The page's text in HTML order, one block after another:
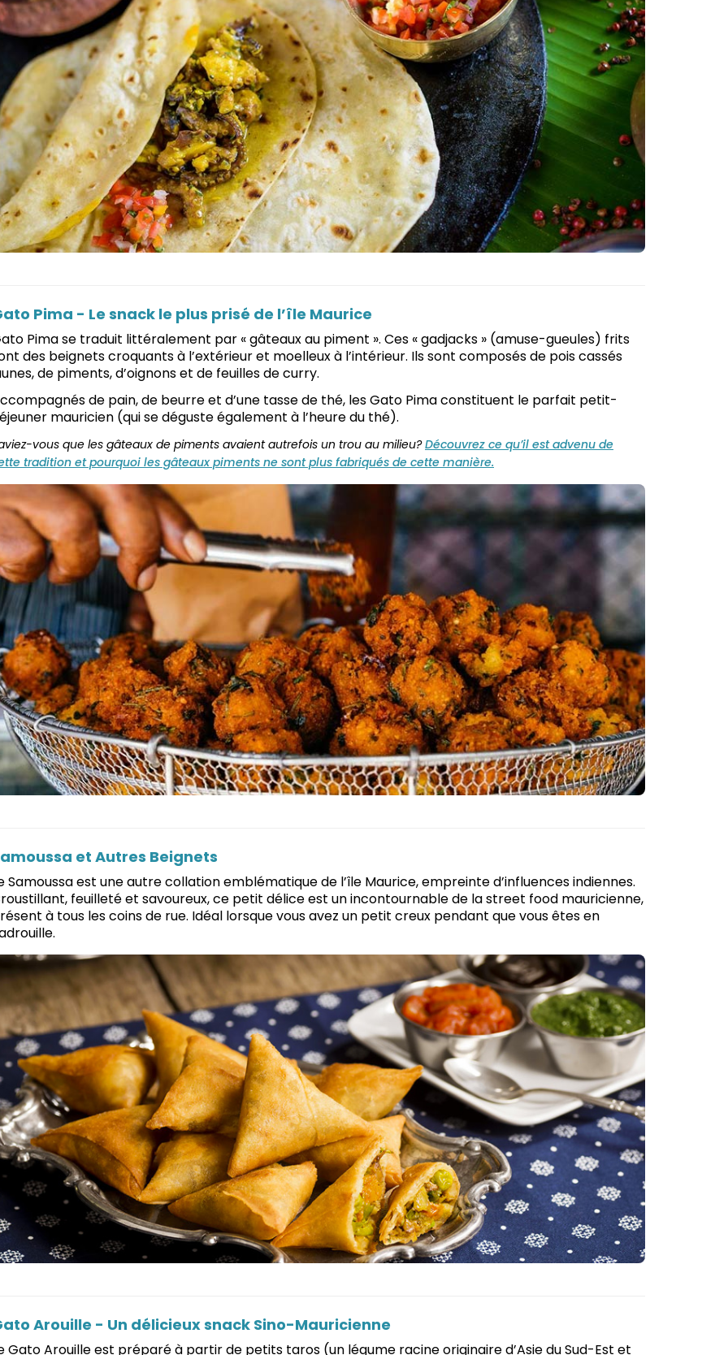
Pima - Le snack le plus prisé de l’île Maurice
Pima se traduit littéralement par « gâteaux au piment ». Ces « gadjacks » (amuse-gueules) frits
des beignets croquants à l’extérieur et moelleux à l’intérieur. Ils sont composés de pois cassés
de piments, d’oignons et de feuilles de curry.
de pain, de beurre et d’une tasse de thé, les Gato Pima constituent le parfait petit-
mauricien (qui se déguste également à l’heure du thé).
vous que les gâteaux de piments avaient autrefois un trou au milieu?Découvrez ce qu’il est advenu de
tradition et pourquoi les gâteaux piments ne sont plus fabriqués de cette manière.
et Autres Beignets
Samoussa est une autre collation emblématique de l’île Maurice, empreinte d’influences indiennes.
feuilleté et savoureux, ce petit délice est un incontournable de la street food mauricienne,
à tous les coins de rue. Idéal lorsque vous avez un petit creux pendant que vous êtes en
Arouille - Un délicieux snack Sino-Mauricienne
Gato Arouille est préparé à partir de petits taros (un légume racine originaire d’Asie du Sud-Est et